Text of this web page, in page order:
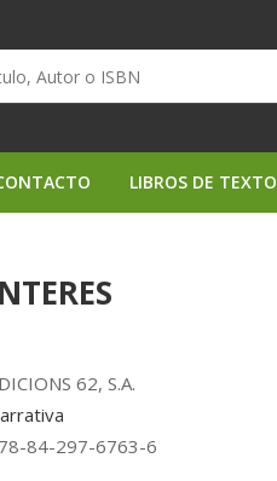
LIBROS DE TEXTO
62, S.A.
84-297-6763-6